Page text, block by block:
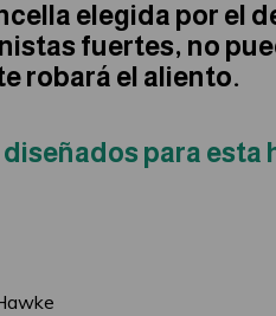
elegida por el
fuertes, no
robará el aliento.
para esta